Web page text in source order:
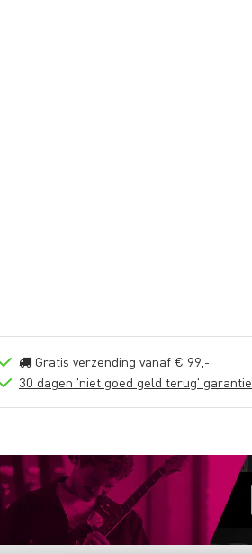
Gratis verzending vanaf € 99,-
30 dagen 'niet goed geld terug' garantie